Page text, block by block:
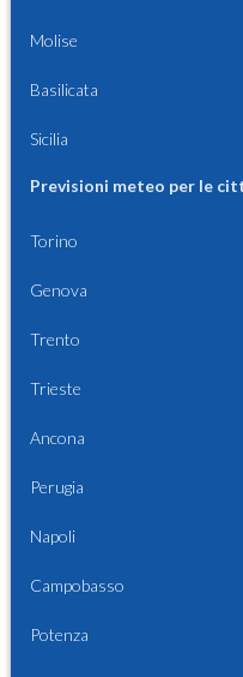
Molise
Basilicata
Sicilia
Previsioni meteo per le
Torino
Genova
Trento
Trieste
Ancona
Perugia
Napoli
Campobasso
Potenza